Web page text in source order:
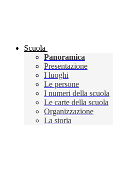
Scuola
Panoramica
Presentazione
I luoghi
Le persone
I numeri della scuola
Le carte della scuola
Organizzazione
La storia